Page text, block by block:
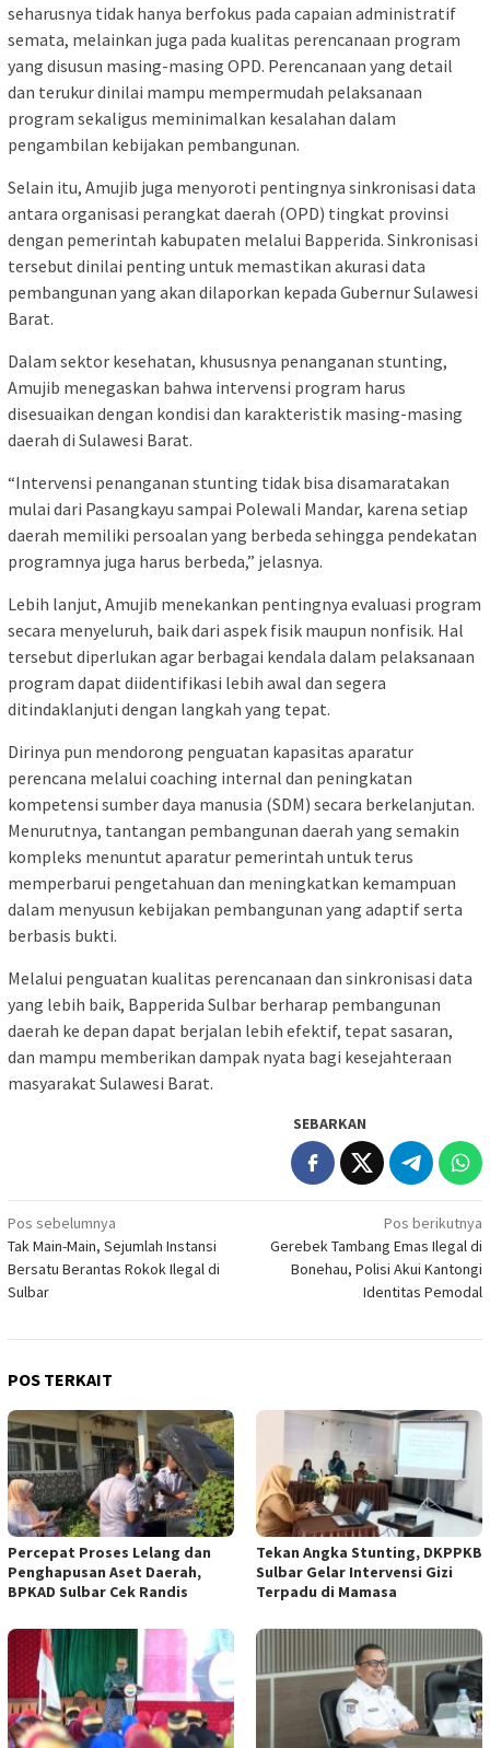
seharusnya tidak hanya berfokus pada capaian administratif
semata, melainkan juga pada kualitas perencanaan program
yang disusun masing-masing OPD. Perencanaan yang detail
dan terukur dinilai mampu mempermudah pelaksanaan
program sekaligus meminimalkan kesalahan dalam
pengambilan kebijakan pembangunan.
Selain itu, Amujib juga menyoroti pentingnya sinkronisasi data
antara organisasi perangkat daerah (OPD) tingkat provinsi
dengan pemerintah kabupaten melalui Bapperida. Sinkronisasi
tersebut dinilai penting untuk memastikan akurasi data
pembangunan yang akan dilaporkan kepada Gubernur Sulawesi
Barat.
Dalam sektor kesehatan, khususnya penanganan stunting,
Amujib menegaskan bahwa intervensi program harus
disesuaikan dengan kondisi dan karakteristik masing-masing
daerah di Sulawesi Barat.
“Intervensi penanganan stunting tidak bisa disamaratakan
mulai dari Pasangkayu sampai Polewali Mandar, karena setiap
daerah memiliki persoalan yang berbeda sehingga pendekatan
programnya juga harus berbeda,” jelasnya.
Lebih lanjut, Amujib menekankan pentingnya evaluasi program
secara menyeluruh, baik dari aspek fisik maupun nonfisik. Hal
tersebut diperlukan agar berbagai kendala dalam pelaksanaan
program dapat diidentifikasi lebih awal dan segera
ditindaklanjuti dengan langkah yang tepat.
Dirinya pun mendorong penguatan kapasitas aparatur
perencana melalui coaching internal dan peningkatan
kompetensi sumber daya manusia (SDM) secara berkelanjutan.
Menurutnya, tantangan pembangunan daerah yang semakin
kompleks menuntut aparatur pemerintah untuk terus
memperbarui pengetahuan dan meningkatkan kemampuan
dalam menyusun kebijakan pembangunan yang adaptif serta
berbasis bukti.
Melalui penguatan kualitas perencanaan dan sinkronisasi data
yang lebih baik, Bapperida Sulbar berharap pembangunan
daerah ke depan dapat berjalan lebih efektif, tepat sasaran,
dan mampu memberikan dampak nyata bagi kesejahteraan
masyarakat Sulawesi Barat.
SEBARKAN
Navigasi
pos
Pos sebelumnya
Tak Main-Main, Sejumlah Instansi
Bersatu Berantas Rokok Ilegal di
Sulbar
Pos berikutnya
Gerebek Tambang Emas Ilegal di
Bonehau, Polisi Akui Kantongi
Identitas Pemodal
POS TERKAIT
Percepat Proses Lelang dan
Penghapusan Aset Daerah,
BPKAD Sulbar Cek Randis
Tekan Angka Stunting, DKPPKB
Sulbar Gelar Intervensi Gizi
Terpadu di Mamasa